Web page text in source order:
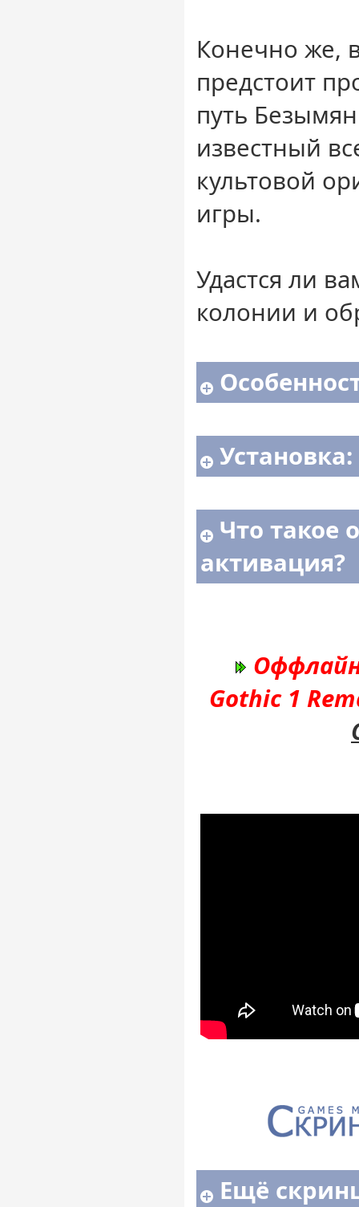
Конечно же,
предстоит
путь
известный
культовой
игры.
Удастся ли
колонии и
Установка:
Что такое
активация?
Gothic 1
Ещё